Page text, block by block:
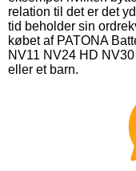
relation til det er det
tid beholder sin
købet af PATONA
NV11 NV24 HD
eller et barn.